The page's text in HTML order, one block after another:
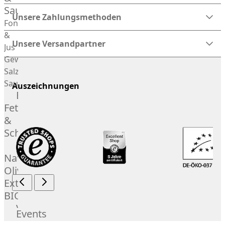
Saucen
Fonds
&
Jus
Gewürze
Salz
Saucen
Butter,
Fett
&
Schmalz
ItalianBar
Natives
Olivenöl
Extra
BIO
Veggie
Hardware
Events
Unsere Zahlungsmethoden
Unsere Versandpartner
Auszeichnungen